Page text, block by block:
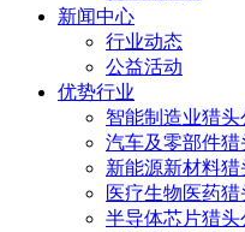
新闻中心
行业动态
公益活动
优势行业
智能制造业猎头
汽车及零部件猎
新能源新材料猎
医疗生物医药猎
半导体芯片猎头